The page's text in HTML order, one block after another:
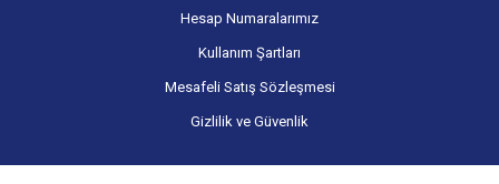
Hesap Numaralarımız
Kullanım Şartları
Mesafeli Satış Sözleşmesi
Gizlilik ve Güvenlik